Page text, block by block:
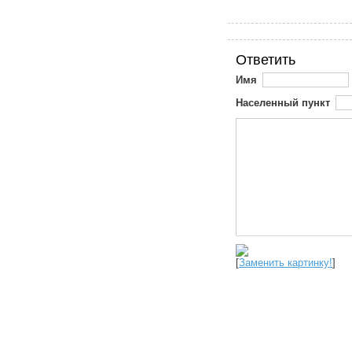
Ответить
Имя
Населенный пункт
[Заменить картинку!]